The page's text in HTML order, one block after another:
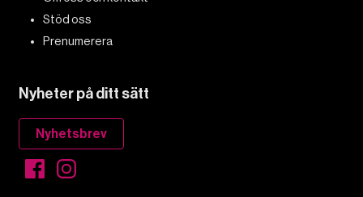
Stöd oss
Prenumerera
Nyheter på ditt sätt
Nyhetsbrev